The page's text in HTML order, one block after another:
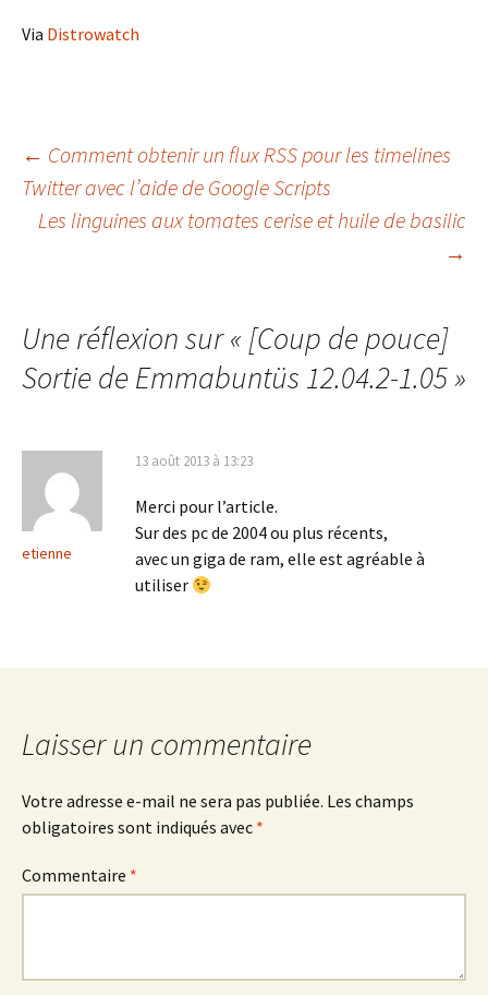
Via Distrowatch
Navigation
des
← Comment obtenir un flux RSS pour les timelines
Twitter avec l’aide de Google Scripts
Les linguines aux tomates cerise et huile de basilic
→
Une réflexion sur « [Coup de pouce]
Sortie de Emmabuntüs 12.04.2-1.05»
etienne
13 août 2013 à 13:23
Merci pour l’article.
Sur des pc de 2004 ou plus récents,
avec un giga de ram, elle est agréable à
utiliser
Laisser un commentaire
Votre adresse e-mail ne sera pas publiée. Les champs
obligatoires sont indiqués avec *
Commentaire *